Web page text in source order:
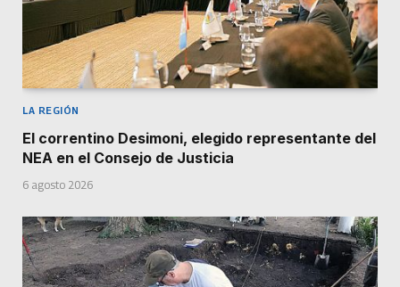
LA REGIÓN
El correntino Desimoni, elegido representante del
NEA en el Consejo de Justicia
6 agosto 2026